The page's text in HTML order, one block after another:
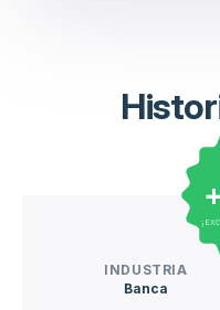
INDUSTRIA
Banca